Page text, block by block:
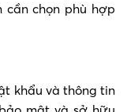
cần chọn phù hợp
khẩu và thông tin